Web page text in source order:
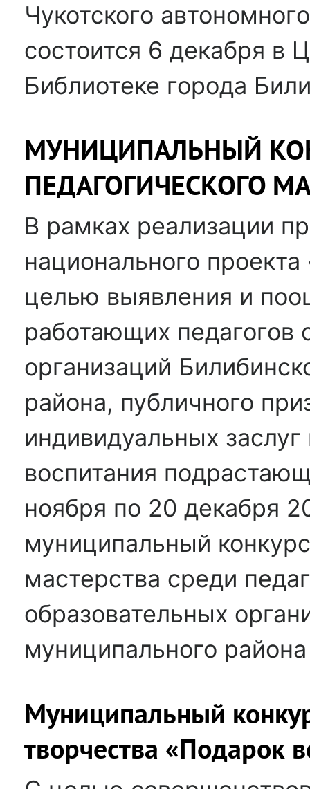
Чукотского
состоится 6 декабря в
Библиотеке города
МУНИЦИПАЛЬНЫЙ
ПЕДАГОГИЧЕСКОГО
В рамках реализации
национального
целью выявления и
работающих педагогов
организаций
района, публичного
индивидуальных
воспитания
ноября по 20 декабря
муниципальный
мастерства среди
образовательных
муниципального
Муниципальный
творчества «Подарок